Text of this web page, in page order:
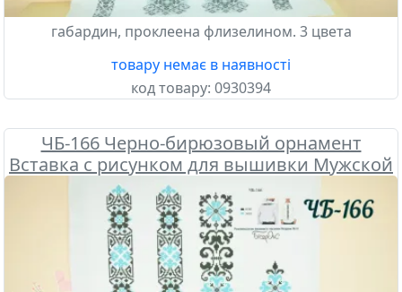
габардин, проклеена флизелином. 3 цвета
товару немає в наявності
код товару: 0930394
ЧБ-166 Черно-бирюзовый орнамент
Вставка с рисунком для вышивки Мужской
сорочки , Бісерок